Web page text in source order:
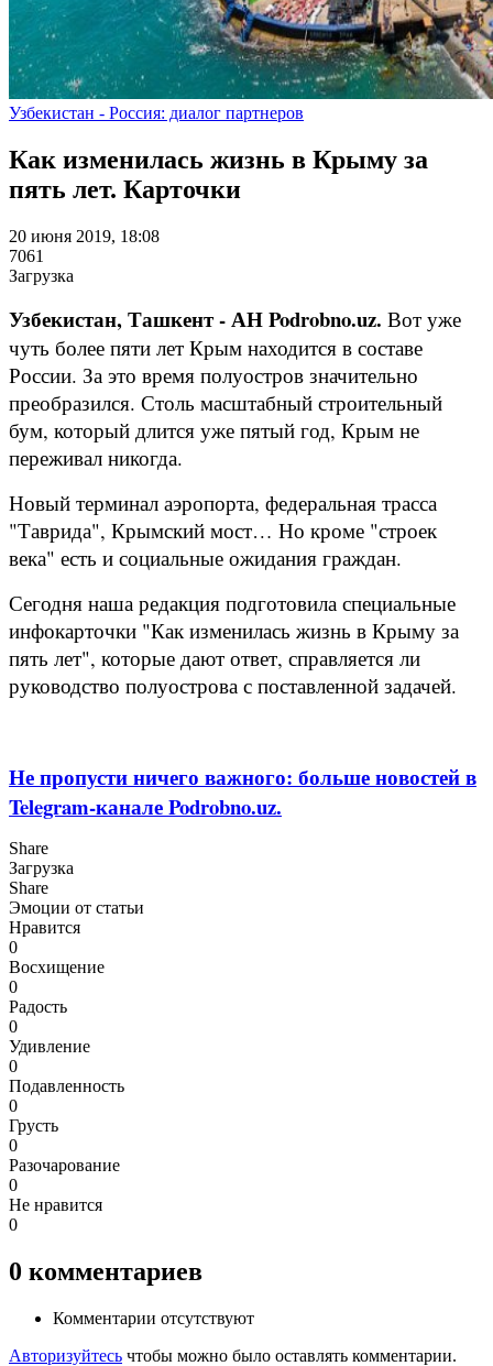
Узбекистан - Россия: диалог партнеров
Как изменилась жизнь в Крыму за
пять лет. Карточки
20 июня 2019, 18:08
7061
Загрузка
Узбекистан, Ташкент - АН Podrobno.uz. Вот уже
чуть более пяти лет Крым находится в составе
России. За это время полуостров значительно
преобразился. Столь масштабный строительный
бум, который длится уже пятый год, Крым не
переживал никогда.
Новый терминал аэропорта, федеральная трасса
"Таврида", Крымский мост… Но кроме "строек
века" есть и социальные ожидания граждан.
Сегодня наша редакция подготовила специальные
инфокарточки "Как изменилась жизнь в Крыму за
пять лет", которые дают ответ, справляется ли
руководство полуострова с поставленной задачей.
Не пропусти ничего важного: больше новостей в
Telegram-канале Podrobno.uz.
Share
Загрузка
Share
Эмоции от статьи
Нравится
0
Восхищение
0
Радость
0
Удивление
0
Подавленность
0
Грусть
0
Разочарование
0
Не нравится
0
0 комментариев
Комментарии отсутствуют
Авторизуйтесь чтобы можно было оставлять комментарии.